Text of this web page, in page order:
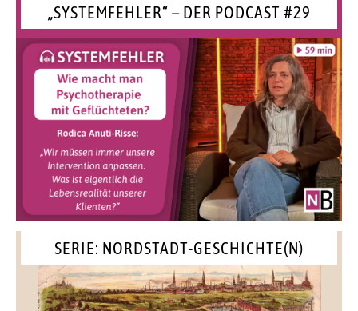
„SYSTEMFEHLER“ – DER PODCAST #29
SERIE: NORDSTADT-GESCHICHTE(N)